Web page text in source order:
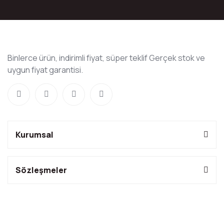
Binlerce ürün, indirimli fiyat, süper teklif Gerçek stok ve
uygun fiyat garantisi.
Kurumsal
Sözleşmeler